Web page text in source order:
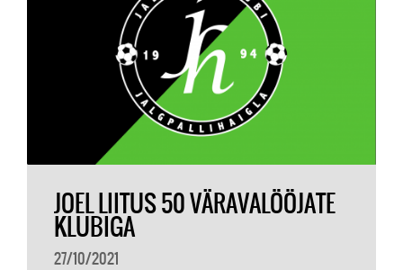
JOEL LIITUS 50 VÄRAVALÖÖJATE
KLUBIGA
27/10/2021